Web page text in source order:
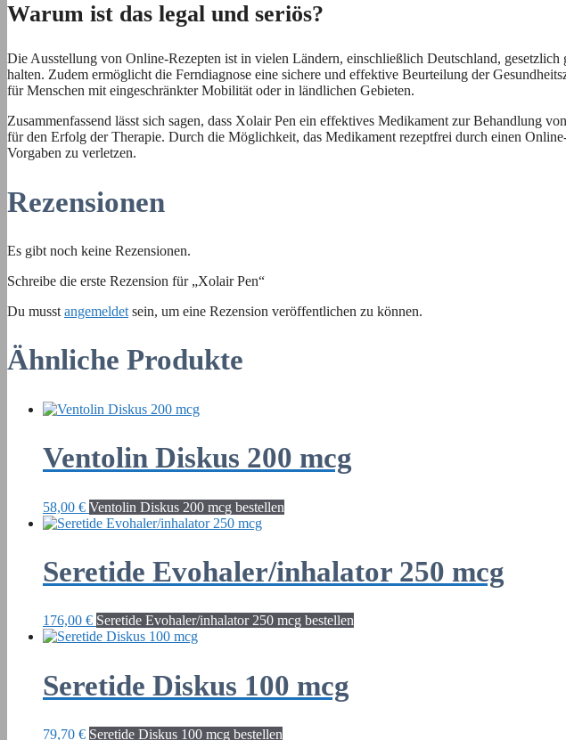
Warum ist das legal und seriös?
Die Ausstellung von Online-Rezepten ist in vielen Ländern, einschließlich Deutschland,
halten. Zudem ermöglicht die Ferndiagnose eine sichere und effektive Beurteilung der
für Menschen mit eingeschränkter Mobilität oder in ländlichen Gebieten.
Zusammenfassend lässt sich sagen, dass Xolair Pen ein effektives Medikament zur Behandlung
für den Erfolg der Therapie. Durch die Möglichkeit, das Medikament rezeptfrei durch einen
Vorgaben zu verletzen.
Rezensionen
Es gibt noch keine Rezensionen.
Schreibe die erste Rezension für „Xolair Pen“
Du musst angemeldet sein, um eine Rezension veröffentlichen zu können.
Ähnliche Produkte
Ventolin Diskus 200 mcg
58,00 € Ventolin Diskus 200 mcg bestellen
Seretide Evohaler/inhalator 250 mcg
176,00 € Seretide Evohaler/inhalator 250 mcg bestellen
Seretide Diskus 100 mcg
79,70 € Seretide Diskus 100 mcg bestellen